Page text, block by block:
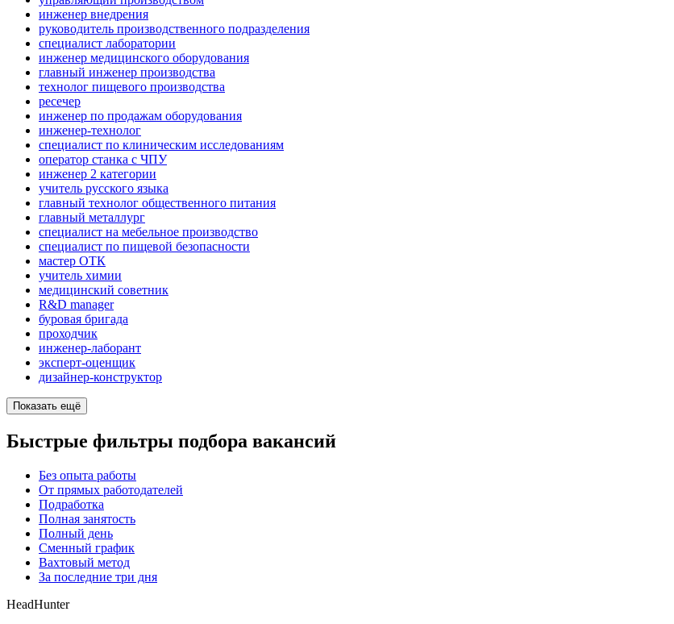
инженер внедрения
руководитель производственного подразделения
специалист лаборатории
инженер медицинского оборудования
главный инженер производства
технолог пищевого производства
ресечер
инженер по продажам оборудования
инженер-технолог
специалист по клиническим исследованиям
оператор станка с ЧПУ
инженер 2 категории
учитель русского языка
главный технолог общественного питания
главный металлург
специалист на мебельное производство
специалист по пищевой безопасности
мастер ОТК
учитель химии
медицинский советник
R&D manager
буровая бригада
проходчик
инженер-лаборант
эксперт-оценщик
дизайнер-конструктор
Показать ещё
Быстрые фильтры подбора вакансий
Без опыта работы
От прямых работодателей
Подработка
Полная занятость
Полный день
Сменный график
Вахтовый метод
За последние три дня
HeadHunter